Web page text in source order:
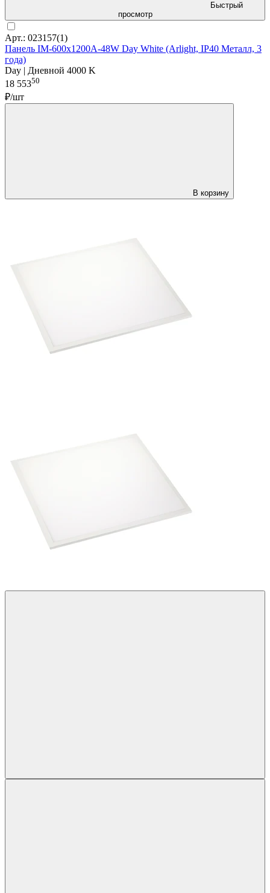
Быстрый
просмотр
Арт.: 023157(1)
Панель IM-600x1200A-48W Day White (Arlight, IP40 Металл, 3
года)
Day | Дневной 4000 K
18 55350
₽/шт
В корзину